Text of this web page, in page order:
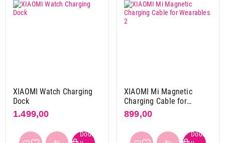
XIAOMI Watch Charging
Dock
1.499,00
XIAOMI Mi Magnetic
Charging Cable for
Wearables 2
899,00